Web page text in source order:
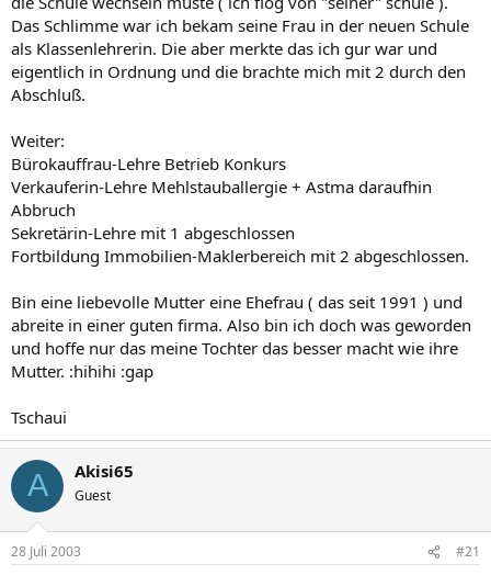
Das Schlimme war ich bekam seine Frau in der neuen Schule
als Klassenlehrerin. Die aber merkte das ich gur war und
eigentlich in Ordnung und die brachte mich mit 2 durch den
Abschluß.
Weiter:
Bürokauffrau-Lehre Betrieb Konkurs
Verkauferin-Lehre Mehlstauballergie + Astma daraufhin
Abbruch
Sekretärin-Lehre mit 1 abgeschlossen
Fortbildung Immobilien-Maklerbereich mit 2 abgeschlossen.
Bin eine liebevolle Mutter eine Ehefrau ( das seit 1991 ) und
abreite in einer guten firma. Also bin ich doch was geworden
und hoffe nur das meine Tochter das besser macht wie ihre
Mutter. :hihihi :gap
Tschaui
A Akisi65
Guest
28 Juli 2003 #21